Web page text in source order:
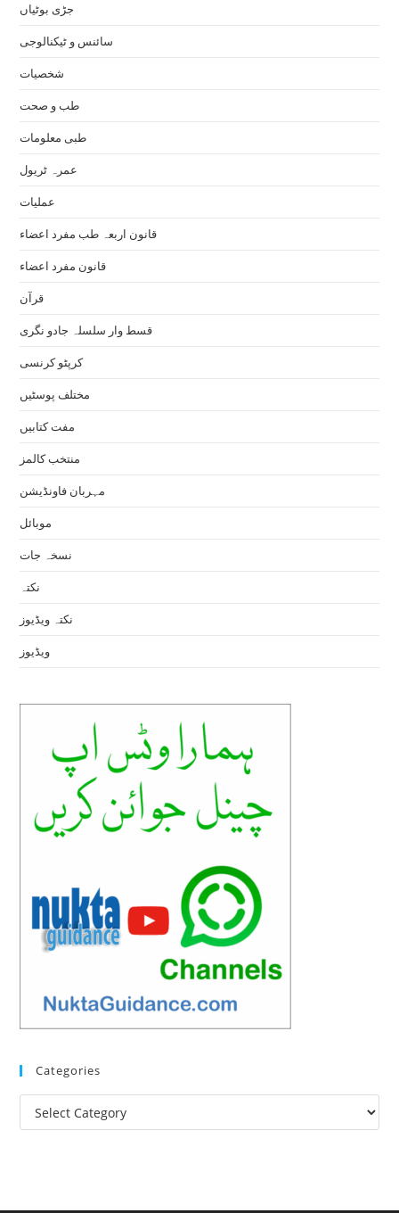
جڑی بوٹیاں
سائنس و ٹیکنالوجی
شخصیات
طب و صحت
طبی معلومات
عمرہ ٹریول
عملیات
قانون اربعہ طب مفرد اعضاء
قانون مفرد اعضاء
قرآن
قسط وار سلسلہ جادو نگری
کرپٹو کرنسی
مختلف پوسٹیں
مفت کتابیں
منتخب کالمز
مہربان فاونڈیشن
موبائل
نسخہ جات
نکتہ
نکتہ ویڈیوز
ویڈیوز
Categories
Categories